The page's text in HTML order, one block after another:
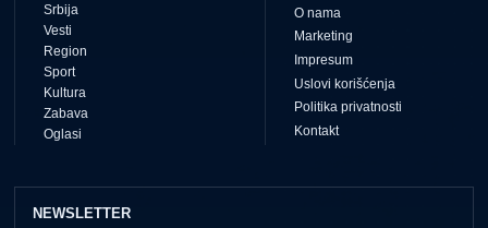
Srbija
Vesti
Region
Sport
Kultura
Zabava
Oglasi
O nama
Marketing
Impresum
Uslovi korišćenja
Politika privatnosti
Kontakt
NEWSLETTER